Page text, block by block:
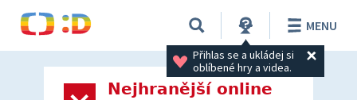
Přihlas se a ukládej si
oblíbené hry a videa.
MENU
Nejhranější online